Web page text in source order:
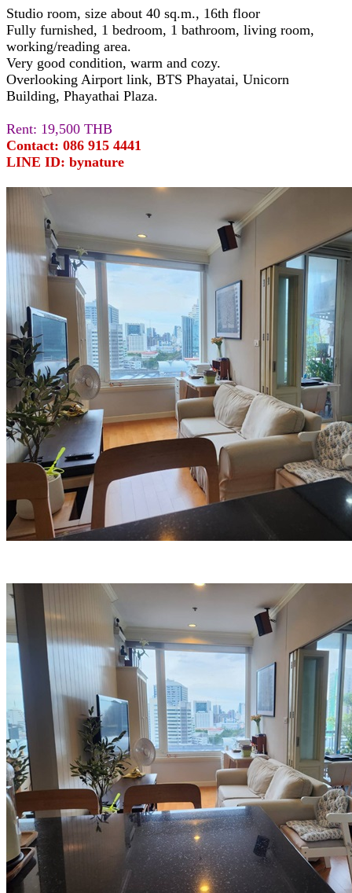
Studio room, size about 40 sq.m., 16th floor
Fully furnished, 1 bedroom, 1 bathroom, living room,
working/reading area.
Very good condition, warm and cozy.
Overlooking Airport link, BTS Phayatai, Unicorn
Building, Phayathai Plaza.
Rent: 19,500 THB
Contact: 086 915 4441
LINE ID: bynature